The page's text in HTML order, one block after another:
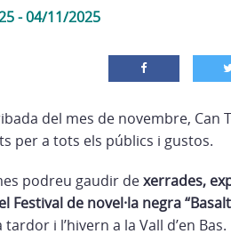
- 04/11/2025
del mes de novembre,
per a tots els públics i gustos.
podreu gaudir dexerrades,
Festival de novel·la negra
tardor i l’hivern a la Vall d’en Bas.